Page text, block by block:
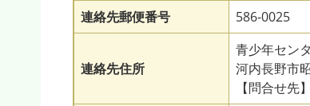
連絡先郵便番号 586-0025
連絡先住所
青少年セン
河内長野市
【問合せ先